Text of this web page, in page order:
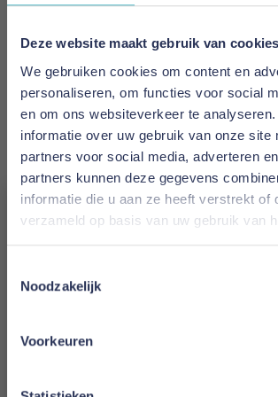
Deze website maakt gebruik van cookies
We gebruiken cookies om content en
personaliseren, om functies voor social
en om ons websiteverkeer te
informatie over uw gebruik van onze site
partners voor social media, adverteren
partners kunnen deze gegevens
informatie die u aan ze heeft verstrekt of
verzameld op basis van uw gebruik van
Noodzakelijk
Voorkeuren
EAN
Prijs
€ 2.327,00
Levertijd
2 tot 4 weken
Kleur
521 Mixed Dance Grey
Neah 140 Sofa Bed with Slim Arms
E-mail